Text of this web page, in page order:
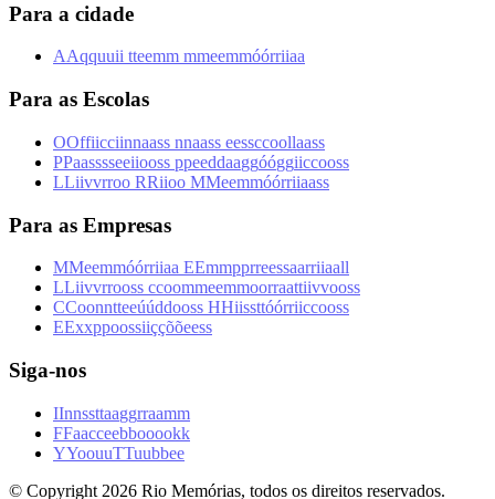
Para a cidade
AAqquuii tteemm mmeemmóórriiaa
Para as Escolas
OOffiicciinnaass nnaass eessccoollaass
PPaasssseeiiooss ppeeddaaggóóggiiccooss
LLiivvrroo RRiioo MMeemmóórriiaass
Para as Empresas
MMeemmóórriiaa EEmmpprreessaarriiaall
LLiivvrrooss ccoommeemmoorraattiivvooss
CCoonntteeúúddooss HHiissttóórriiccooss
EExxppoossiiççõõeess
Siga-nos
IInnssttaaggrraamm
FFaacceebbooookk
YYoouuTTuubbee
© Copyright 2026 Rio Memórias, todos os direitos reservados.